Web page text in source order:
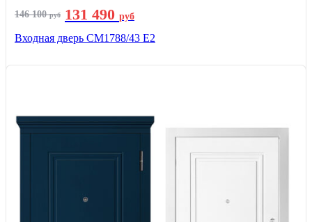
146 100руб 131 490 руб
Входная дверь СМ1788/43 E2